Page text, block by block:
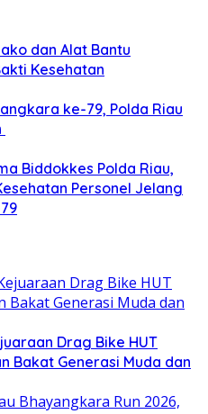
dan Alat Bantu
Kesehatan
ke-79, Polda Riau
Biddokkes Polda Riau,
Personel Jelang
Drag Bike HUT
Bakat Generasi Muda dan